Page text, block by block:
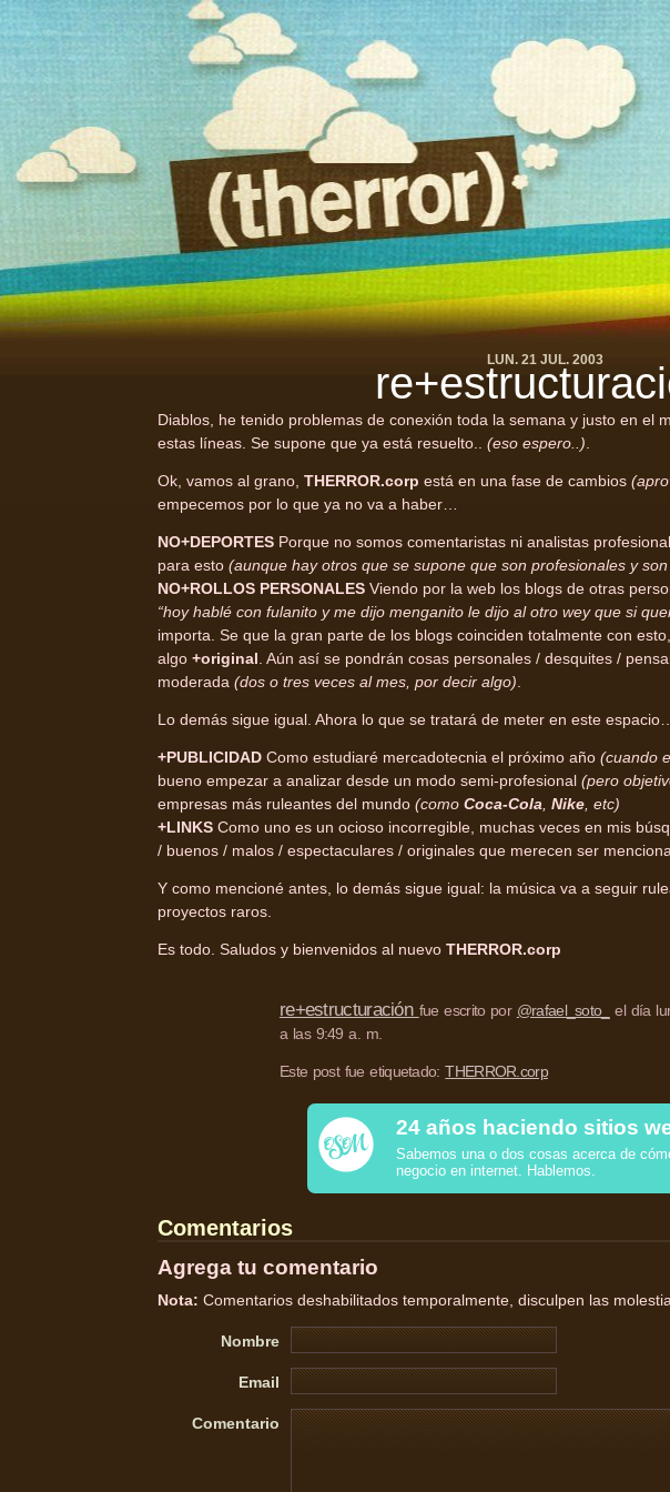
LUN. 21 JUL. 2003
Diablos, he tenido problemas de conexión toda la semana y justo en el
estas líneas. Se supone que ya está resuelto.. (eso espero..).
Ok, vamos al grano, THERROR.corp está en una fase de cambios
empecemos por lo que ya no va a haber…
NO+DEPORTES Porque no somos comentaristas ni analistas
para esto (aunque hay otros que se supone que son profesionales y
NO+ROLLOS PERSONALES Viendo por la web los blogs de otras
“hoy hablé con fulanito y me dijo menganito le dijo al otro wey que si
importa. Se que la gran parte de los blogs coinciden totalmente con
algo +original. Aún así se pondrán cosas personales / desquites /
moderada (dos o tres veces al mes, por decir algo).
Lo demás sigue igual. Ahora lo que se tratará de meter en este
+PUBLICIDAD Como estudiaré mercadotecnia el próximo año (cuando
bueno empezar a analizar desde un modo semi-profesional (pero
empresas más ruleantes del mundo (como Coca-Cola, Nike, etc)
+LINKS Como uno es un ocioso incorregible, muchas veces en mis
/ buenos / malos / espectaculares / originales que merecen ser
Y como mencioné antes, lo demás sigue igual: la música va a seguir
proyectos raros.
Es todo. Saludos y bienvenidos al nuevo THERROR.corp
re+estructuración fue escrito por @rafael_soto_
el día
a las 9:49 a. m.
Este post fue etiquetado:THERROR.corp
24 años haciendo sitios
Sabemos una o dos cosas acerca de
negocio en internet. Hablemos.
Comentarios
Agrega tu comentario
Nota: Comentarios deshabilitados temporalmente, disculpen las
Nombre
Email
Comentario